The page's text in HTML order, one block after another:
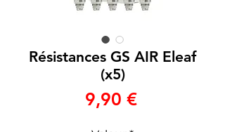
Résistances GS AIR Eleaf
(x5)
9,90 €Prix